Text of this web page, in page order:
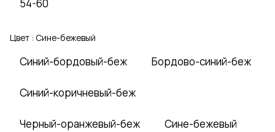
54-60
Цвет : Сине-бежевый
Синий-бордовый-беж Бордово-синий-беж
Синий-коричневый-беж
Черный-оранжевый-беж Сине-бежевый